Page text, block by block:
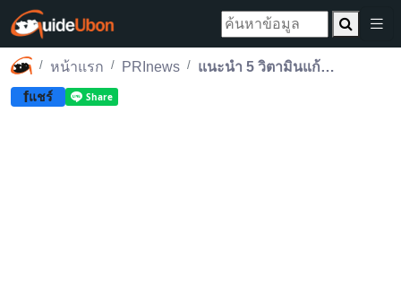
หน้าแรก PRInews แนะนำ 5 วิตามินแก้อ่อนเพลีย กระตุ้นร่างกายให้สดชื่น
fแชร์